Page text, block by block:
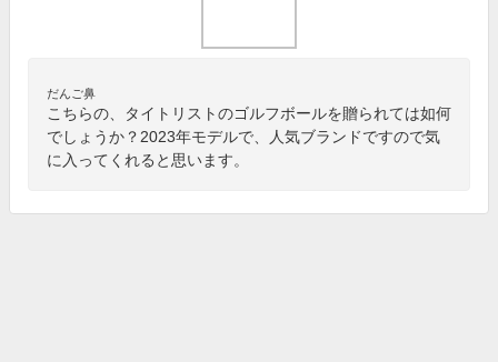
だんご鼻
こちらの、タイトリストのゴルフボールを贈られては如何
でしょうか？2023年モデルで、人気ブランドですので気
に入ってくれると思います。